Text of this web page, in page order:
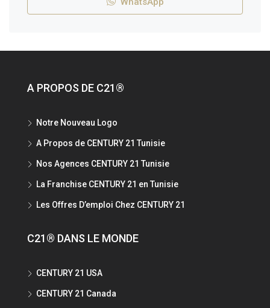
A PROPOS DE C21®
Notre Nouveau Logo
A Propos de CENTURY 21 Tunisie
Nos Agences CENTURY 21 Tunisie
La Franchise CENTURY 21 en Tunisie
Les Offres D’emploi Chez CENTURY 21
C21® DANS LE MONDE
CENTURY 21 USA
CENTURY 21 Canada